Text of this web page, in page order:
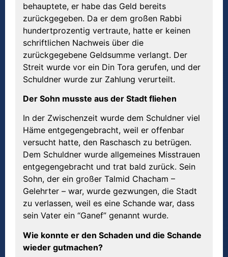
behauptete, er habe das Geld bereits
zurückgegeben. Da er dem großen Rabbi
hundertprozentig vertraute, hatte er keinen
schriftlichen Nachweis über die
zurückgegebene Geldsumme verlangt. Der
Streit wurde vor ein Din Tora gerufen, und der
Schuldner wurde zur Zahlung verurteilt.
Der Sohn musste aus der Stadt fliehen
In der Zwischenzeit wurde dem Schuldner viel
Häme entgegengebracht, weil er offenbar
versucht hatte, den Raschasch zu betrügen.
Dem Schuldner wurde allgemeines Misstrauen
entgegengebracht und trat bald zurück. Sein
Sohn, der ein großer Talmid Chacham –
Gelehrter – war, wurde gezwungen, die Stadt
zu verlassen, weil es eine Schande war, dass
sein Vater ein “Ganef” genannt wurde.
Wie konnte er den Schaden und die Schande
wieder gutmachen?